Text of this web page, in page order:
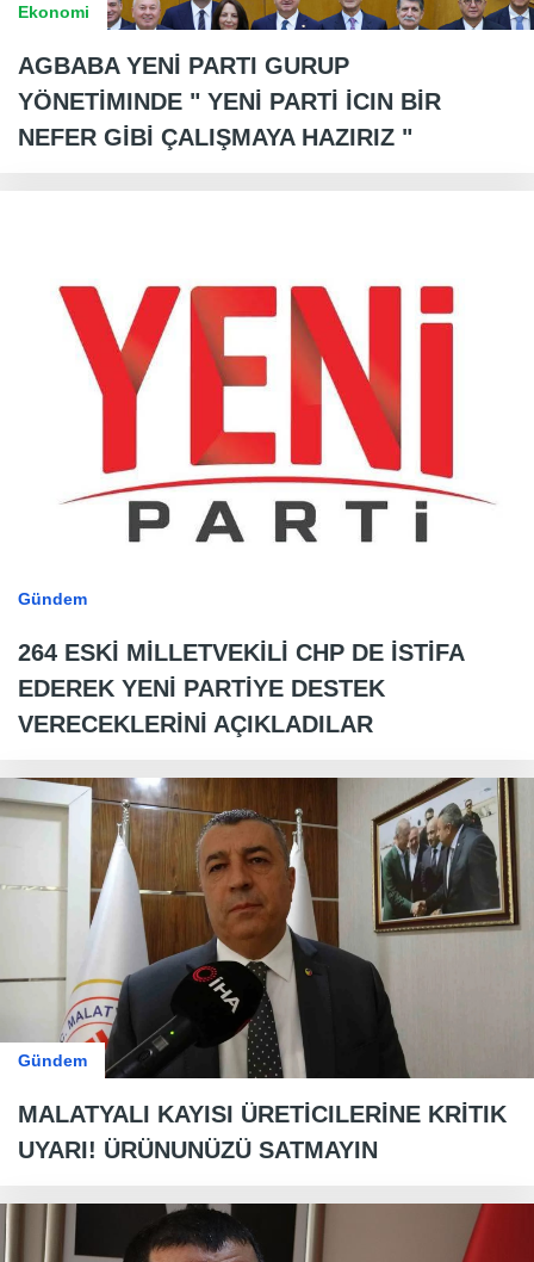
Ekonomi
AGBABA YENİ PARTI GURUP
YÖNETİMINDE " YENİ PARTİ İCIN BİR
NEFER GİBİ ÇALIŞMAYA HAZIRIZ "
Gündem
264 ESKİ MİLLETVEKİLİ CHP DE İSTİFA
EDEREK YENİ PARTİYE DESTEK
VERECEKLERİNİ AÇIKLADILAR
Gündem
MALATYALI KAYISI ÜRETİCILERİNE KRİTIK
UYARI! ÜRÜNUNÜZÜ SATMAYIN